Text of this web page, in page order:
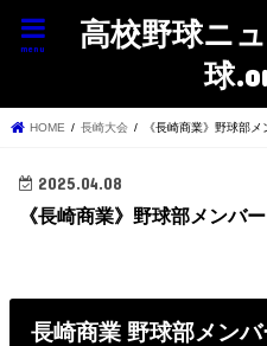
高校野球ニ
球
menu
HOME 長崎大会 《長崎商業》野球部メ
2025.04.08
《長崎商業》野球部メンバー
長崎商業 野球部メン